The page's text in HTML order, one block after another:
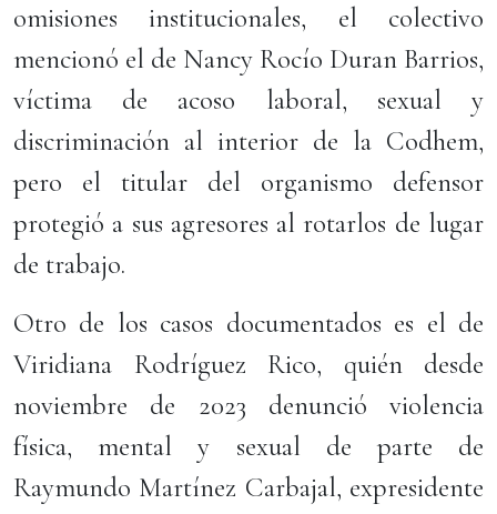
omisiones institucionales, el colectivo
mencionó el de Nancy Rocío Duran Barrios,
víctima de acoso laboral, sexual y
discriminación al interior de la Codhem,
pero el titular del organismo defensor
protegió a sus agresores al rotarlos de lugar
de trabajo.
Otro de los casos documentados es el de
Viridiana Rodríguez Rico, quién desde
noviembre de 2023 denunció violencia
física, mental y sexual de parte de
Raymundo Martínez Carbajal, expresidente